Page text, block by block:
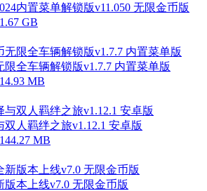
内置菜单解锁版v11.050 无限金币版
GB
限全车辆解锁版v1.7.7 内置菜单版
MB
双人羁绊之旅v1.12.1 安卓版
MB
版本上线v7.0 无限金币版